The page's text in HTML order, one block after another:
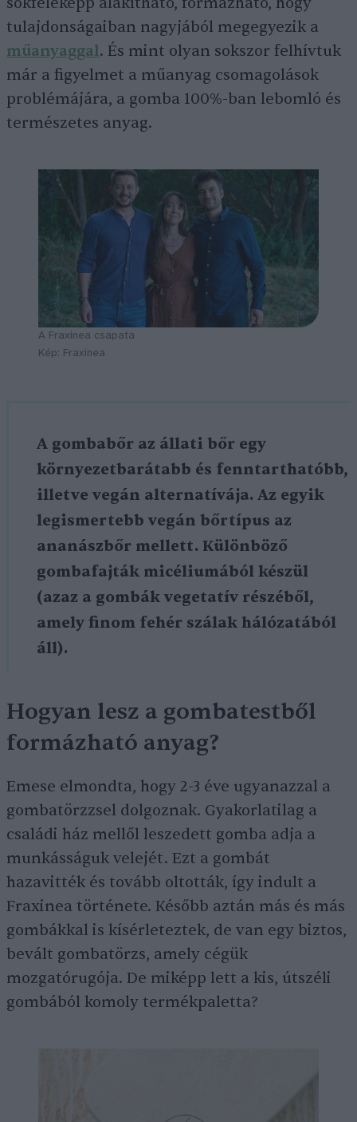
tulajdonságaiban nagyjából megegyezik a
műanyaggal. És mint olyan sokszor felhívtuk
már a figyelmet a műanyag csomagolások
problémájára, a gomba 100%-ban lebomló és
természetes anyag.
A Fraxinea csapata
Kép: Fraxinea
A gombabőr az állati bőr egy
környezetbarátabb és fenntarthatóbb,
illetve vegán alternatívája. Az egyik
legismertebb vegán bőrtípus az
ananászbőr mellett. Különböző
gombafajták micéliumából készül
(azaz a gombák vegetatív részéből,
amely finom fehér szálak hálózatából
áll).
Hogyan lesz a gombatestből
formázható anyag?
Emese elmondta, hogy 2-3 éve ugyanazzal a
gombatörzzsel dolgoznak. Gyakorlatilag a
családi ház mellől leszedett gomba adja a
munkásságuk velejét. Ezt a gombát
hazavitték és tovább oltották, így indult a
Fraxinea története. Később aztán más és más
gombákkal is kísérleteztek, de van egy biztos,
bevált gombatörzs, amely cégük
mozgatórugója. De miképp lett a kis, útszéli
gombából komoly termékpaletta?